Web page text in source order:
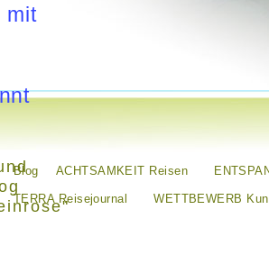
mit
Blog ACHTSAMKEIT Reisen
TERRA Reisejournal WETTBEWERB